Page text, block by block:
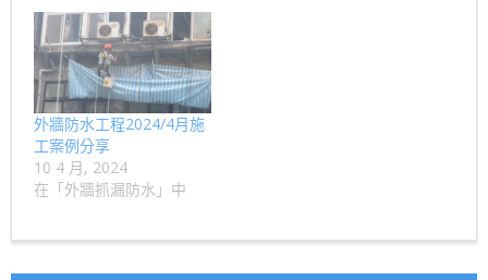
外牆防水工程2024/4月施
工案例分享
10 4 月, 2024
在「外牆抓漏防水」中